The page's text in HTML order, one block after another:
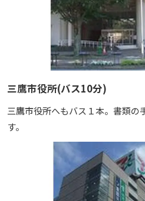
三鷹市役所(バス10分)
三鷹市役所へもバス１本。書類の
す。